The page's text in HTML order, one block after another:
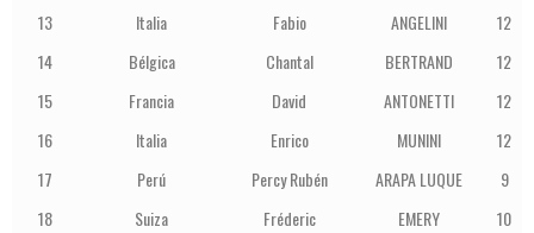
13
Italia Fabio ANGELINI
12
14
Bélgica Chantal BERTRAND
12
15
Francia David ANTONETTI
12
16
Italia Enrico MUNINI
12
17
Perú Percy Rubén ARAPA LUQUE
9
18
Suiza Fréderic EMERY
10